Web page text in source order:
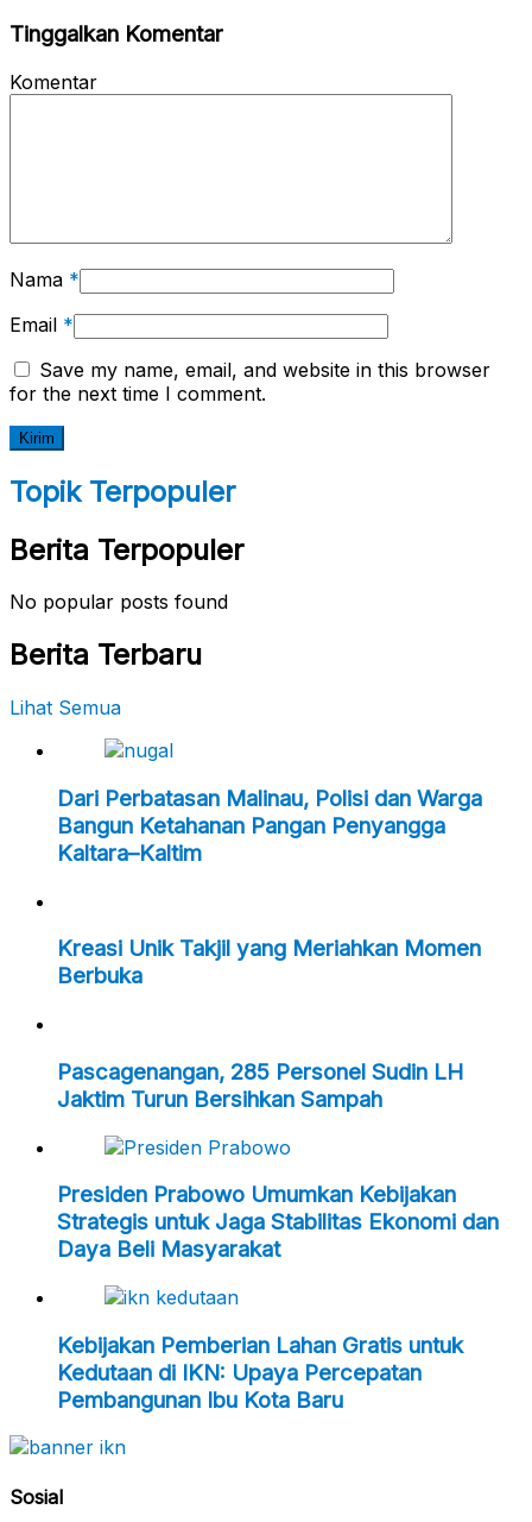
Tinggalkan Komentar
Komentar
Nama *
Email *
Save my name, email, and website in this browser
for the next time I comment.
Topik Terpopuler
Berita Terpopuler
No popular posts found
Berita Terbaru
Lihat Semua
Dari Perbatasan Malinau, Polisi dan Warga
Bangun Ketahanan Pangan Penyangga
Kaltara–Kaltim
Kreasi Unik Takjil yang Meriahkan Momen
Berbuka
Pascagenangan, 285 Personel Sudin LH
Jaktim Turun Bersihkan Sampah
Presiden Prabowo Umumkan Kebijakan
Strategis untuk Jaga Stabilitas Ekonomi dan
Daya Beli Masyarakat
Kebijakan Pemberian Lahan Gratis untuk
Kedutaan di IKN: Upaya Percepatan
Pembangunan Ibu Kota Baru
Sosial